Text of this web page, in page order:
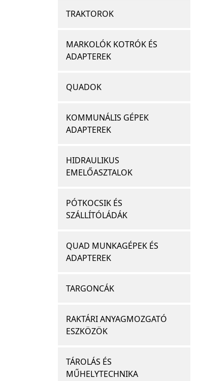
TRAKTOROK
MARKOLÓK KOTRÓK ÉS
ADAPTEREK
QUADOK
KOMMUNÁLIS GÉPEK
ADAPTEREK
HIDRAULIKUS
EMELŐASZTALOK
PÓTKOCSIK ÉS
SZÁLLÍTÓLÁDÁK
QUAD MUNKAGÉPEK ÉS
ADAPTEREK
TARGONCÁK
RAKTÁRI ANYAGMOZGATÓ
ESZKÖZÖK
TÁROLÁS ÉS
MŰHELYTECHNIKA